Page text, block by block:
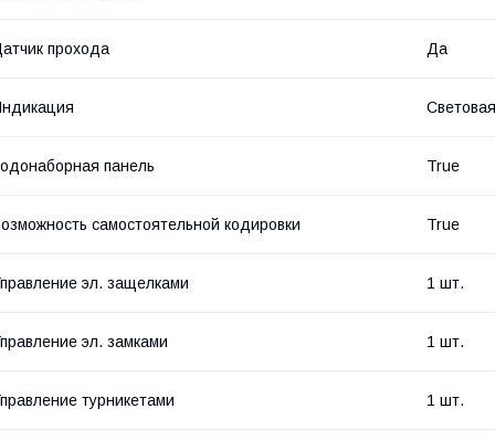
прохода Да
панель True
самостоятельной кодировки True
эл. защелками 1 шт.
эл. замками 1 шт.
турникетами 1 шт.